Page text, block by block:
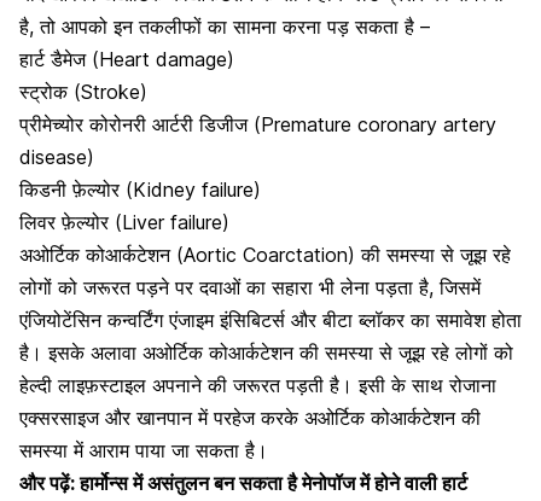
है, तो आपको इन तकलीफों का सामना करना पड़ सकता है –
हार्ट डैमेज (Heart damage)
स्ट्रोक (Stroke)
प्रीमेच्योर कोरोनरी आर्टरी डिजीज (Premature coronary artery
disease)
किडनी फ़ेल्योर (Kidney failure)
लिवर फ़ेल्योर (Liver failure)
अओर्टिक कोआर्कटेशन (Aortic Coarctation) की समस्या से जूझ रहे
लोगों को जरूरत पड़ने पर दवाओं का सहारा भी लेना पड़ता है, जिसमें
एंजियोटेंसिन कन्वर्टिंग एंजाइम इंसिबिटर्स औरबीटा ब्लॉकरका समावेश होता
है। इसके अलावा अओर्टिक कोआर्कटेशन की समस्या से जूझ रहे लोगों को
हेल्दी लाइफ़स्टाइल अपनाने की जरूरत पड़ती है। इसी के साथ रोजाना
एक्सरसाइज और खानपान में परहेज करके अओर्टिक कोआर्कटेशन की
समस्या में आराम पाया जा सकता है।
और पढ़ें:हार्मोन्स में असंतुलन बन सकता है मेनोपॉज में होने वाली हार्ट